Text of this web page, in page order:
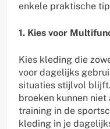
enkele praktische
1. Kies voor
Kies kleding die
voor dagelijks
situaties stijlvol
broeken kunnen
training in de
kleding in je